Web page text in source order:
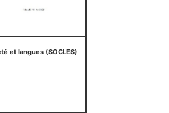
et langues (SOCLES)